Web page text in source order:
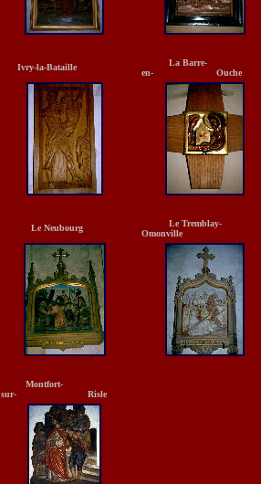
Ivry-la-Bataille
La Barre-
en- Ouche
Le Neubourg
Le
Omonville
Montfort-
sur- Risle